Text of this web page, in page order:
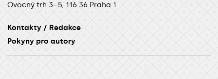
Ovocný trh 3–5, 116 36 Praha 1
Kontakty / Redakce
Pokyny pro autory